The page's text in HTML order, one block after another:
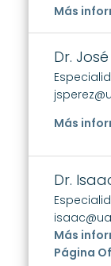
Más
Dr.
Más
Dr.
Más
Página